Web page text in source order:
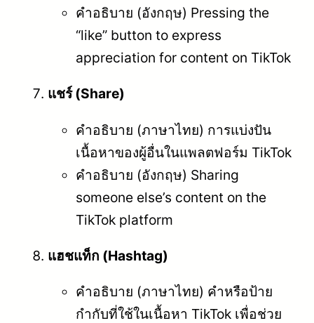
คำอธิบาย (อังกฤษ) Pressing the
“like” button to express
appreciation for content on TikTok
แชร์ (Share)
คำอธิบาย (ภาษาไทย) การแบ่งปัน
เนื้อหาของผู้อื่นในแพลตฟอร์ม TikTok
คำอธิบาย (อังกฤษ) Sharing
someone else’s content on the
TikTok platform
แฮชแท็ก (Hashtag)
คำอธิบาย (ภาษาไทย) คำหรือป้าย
กำกับที่ใช้ในเนื้อหา TikTok เพื่อช่วย